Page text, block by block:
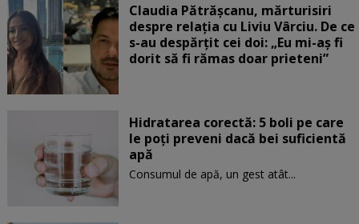
Claudia Pătrășcanu, mărturisiri
despre relația cu Liviu Vârciu. De ce
s-au despărțit cei doi: „Eu mi-aș fi
dorit să fi rămas doar prieteni”
Hidratarea corectă: 5 boli pe care
le poți preveni dacă bei suficientă
apă
Consumul de apă, un gest atât...